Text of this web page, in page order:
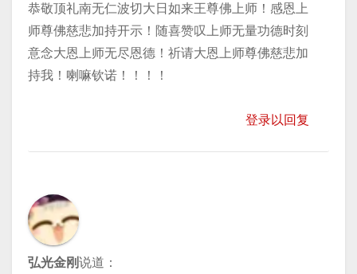
恭敬顶礼南无仁波切大日如来王尊佛上师！感恩上
师尊佛慈悲加持开示！随喜赞叹上师无量功德时刻
意念大恩上师无尽恩德！祈请大恩上师尊佛慈悲加
持我！喇嘛钦诺！！！！
登录以回复
弘光金刚说道：